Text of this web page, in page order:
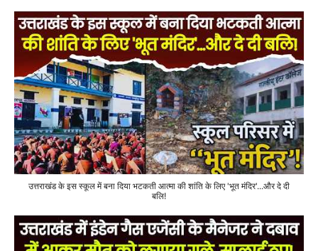
उत्तराखंड के इस स्कूल में बना दिया भटकती आत्मा की शांति के लिए 'भूत मंदिर'...और दे दी
बलि!